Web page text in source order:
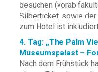
besuchen (vorab
Silberticket, sowie der
zum Hotel ist
4. Tag: „The Palm
Museumspalast –
Nach dem Frühstück